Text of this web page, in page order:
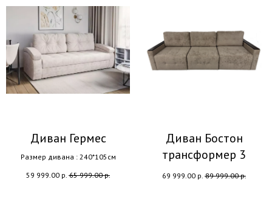
Диван Гермес
Размер дивана : 240*105см
59 999.00 р. 65 999.00 р.
Диван Бостон
трансформер 3
69 999.00 р. 89 999.00 р.